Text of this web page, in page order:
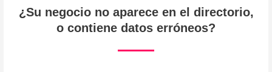
¿Su negocio no aparece en el directorio,
o contiene datos erróneos?